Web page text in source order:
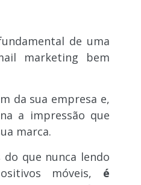
de uma
marketing bem
da sua empresa e,
a impressão que
marca.
do que nunca lendo
móveis, é